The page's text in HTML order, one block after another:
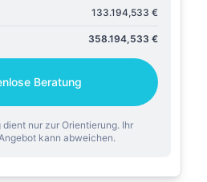
133.194,533 €
358.194,533 €
Beratung
nur zur Orientierung. Ihr
kann abweichen.